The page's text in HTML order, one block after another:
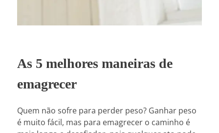
As 5 melhores maneiras de
emagrecer
Quem não sofre para perder peso? Ganhar peso
é muito fácil, mas para emagrecer o caminho é